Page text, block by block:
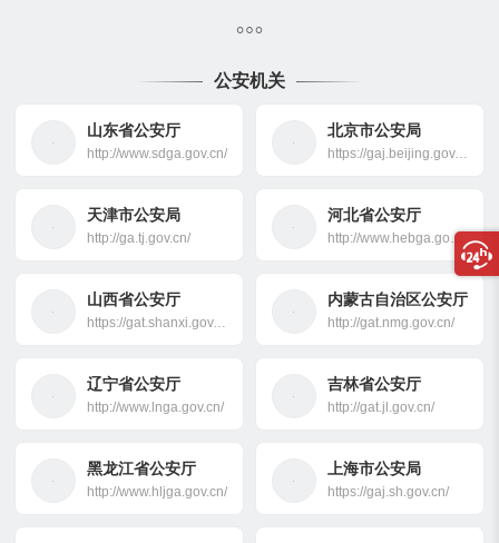
公安机关
山东省公安厅
http://www.sdga.gov.cn/
北京市公安局
https://gaj.beijing.gov.cn
天津市公安局
http://ga.tj.gov.cn/
河北省公安厅
http://www.hebga.gov.cn/
山西省公安厅
https://gat.shanxi.gov.cn
内蒙古自治区公安厅
http://gat.nmg.gov.cn/
辽宁省公安厅
http://www.lnga.gov.cn/
吉林省公安厅
http://gat.jl.gov.cn/
黑龙江省公安厅
http://www.hljga.gov.cn/
上海市公安局
https://gaj.sh.gov.cn/